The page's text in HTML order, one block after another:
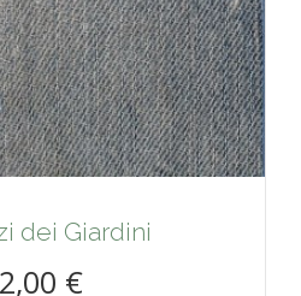
dei Giardini
€